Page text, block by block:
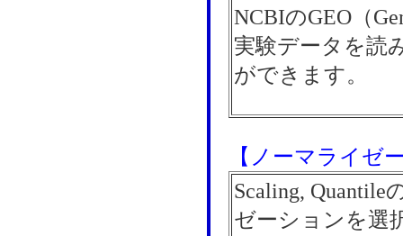
NCBIのGEO（
実験データを読
ができます。
【ノーマライゼ
Scaling, Quantile
ゼーションを選